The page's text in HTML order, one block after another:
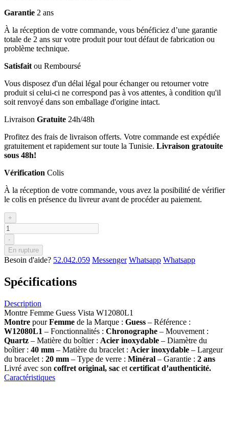
Garantie 2 ans
À la réception de votre commande, vous bénéficiez d’une garantie
totale de 2 ans sur votre produit pour tout défaut de fabrication ou
problème technique.
Satisfait ou Remboursé
Vous disposez d'un délai légal pour échanger ou retourner votre
produit si celui-ci ne correspond pas à vos attentes, à condition qu'il
soit renvoyé dans son emballage d'origine intact.
Livraison Gratuite 24h/48h
Profitez des frais de livraison offerts. Votre commande est expédiée
gratuitement et rapidement sur toute la Tunisie. Livraison gratouite
sous 48h!
Vérification Colis
À la réception de votre commande, vous avez la posibilité de vérifier
le colis en présence du livreur avant de procéder au paiement.
+
-
En rupture
Besoin d'aide? 52.042.059 Messenger Whatsapp Whatsapp
Spécifications
Description
Montre Femme Guess Vista W12080L1
Montre pourFemme de la Marque : Guess – Référence :
W12080L1 – Fonctionnalités : Chronographe – Mouvement :
Quartz – Matière du boîtier : Acier inoxydable – Diamètre du
boîtier : 40 mm – Matière du bracelet : Acier inoxydable – Largeur
du bracelet : 20 mm – Type de verre : Minéral – Garantie : 2 ans
Livré avec son coffret original, sac et certificat d’authenticité.
Caractéristiques